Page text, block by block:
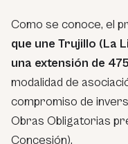
Como se conoce, el
que une Trujillo (La
una extensión de
modalidad de
compromiso de
Obras Obligatorias
Concesión).